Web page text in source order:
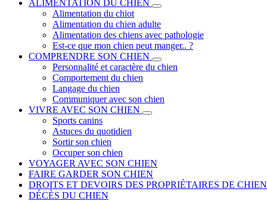
ALIMENTATION DU CHIEN
Alimentation du chiot
Alimentation du chien adulte
Alimentation des chiens avec pathologie
Est-ce que mon chien peut manger.. ?
COMPRENDRE SON CHIEN
Personnalité et caractère du chien
Comportement du chien
Langage du chien
Communiquer avec son chien
VIVRE AVEC SON CHIEN
Sports canins
Astuces du quotidien
Sortir son chien
Occuper son chien
VOYAGER AVEC SON CHIEN
FAIRE GARDER SON CHIEN
DROITS ET DEVOIRS DES PROPRIÉTAIRES DE CHIEN
DÉCÈS DU CHIEN